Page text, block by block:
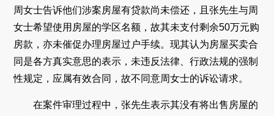
周女士告诉他们涉案房屋有贷款尚未偿还，且张先生与周
女士希望使用房屋的学区名额，故其未支付剩余50万元购
房款，亦未催促办理房屋过户手续。现其认为房屋买卖合
同是各方真实意思的表示，未违反法律、行政法规的强制
性规定，应属有效合同，故不同意周女士的诉讼请求。
在案件审理过程中，张先生表示其没有将出售房屋的